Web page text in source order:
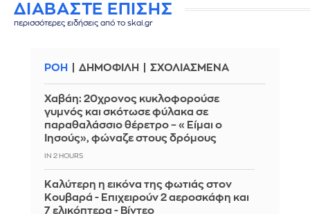
ΔΙΑΒΑΣΤΕ ΕΠΙΣΗΣ
περισσότερες ειδήσεις από το skai.gr
ΡΟΗ ΔΗΜΟΦΙΛΗ ΣΧΟΛΙΑΣΜΕΝΑ
Χαβάη: 20χρονος κυκλοφορούσε
γυμνός και σκότωσε φύλακα σε
παραθαλάσσιο θέρετρο – «Είμαι ο
Ιησούς», φώναζε στους δρόμους
IN 2 HOURS
Καλύτερη η εικόνα της φωτιάς στον
Κουβαρά - Επιχειρούν 2 αεροσκάφη και
7 ελικόπτερα - Βίντεο